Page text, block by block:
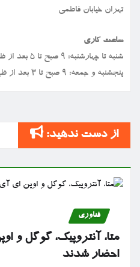
تهران خیابان فاطمی
ساعت کاری
شنبه تا چهارشنبه: ۹ صبح تا ۵ بعد از ظهر
پنجشنبه و جمعه: ۹ صبح تا ۳ بعد از ظهر
از دست ندهید:
فناوری
متا، آنتروپیک، گوگل و
احضار شدند